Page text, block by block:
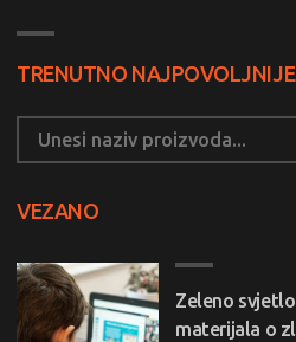
TRENUTNO
VEZANO
Zeleno
materijala o